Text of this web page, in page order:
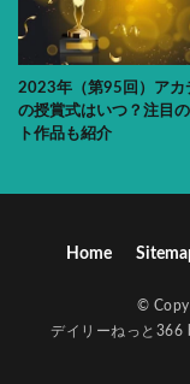
2023年（第95回）アカ
の授賞式はいつ？注目
ト作品も紹介
Home
©
デイリーねっと366